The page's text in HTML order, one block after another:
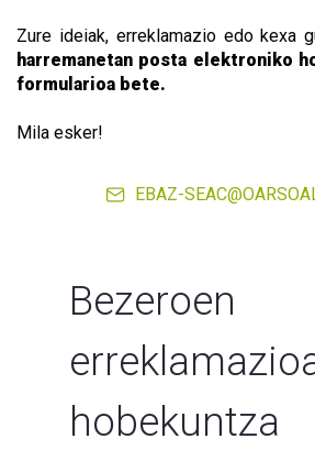
Zure ideiak, erreklamazio edo kexa
harremanetan posta elektroniko
formularioa bete.
Mila esker!
EBAZ-
Bezeroen
hobekuntza